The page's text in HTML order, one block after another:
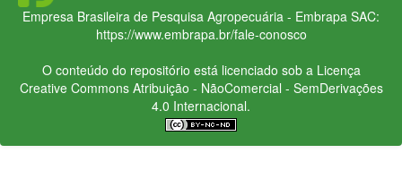
Empresa Brasileira de Pesquisa Agropecuária - Embrapa SAC:
https://www.embrapa.br/fale-conosco
O conteúdo do repositório está licenciado sob a Licença
Creative CommonsAtribuição - NãoComercial - SemDerivações
4.0 Internacional.